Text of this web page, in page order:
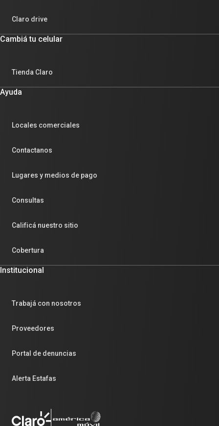
Claro drive
Cambiá tu celular
Tienda Claro
Ayuda
Locales comerciales
Contactanos
Lugares y medios de pago
Consultas
Calificá nuestro sitio
Cobertura
Institucional
Trabajá con nosotros
Proveedores
Portal de denuncias
Alerta Estafas